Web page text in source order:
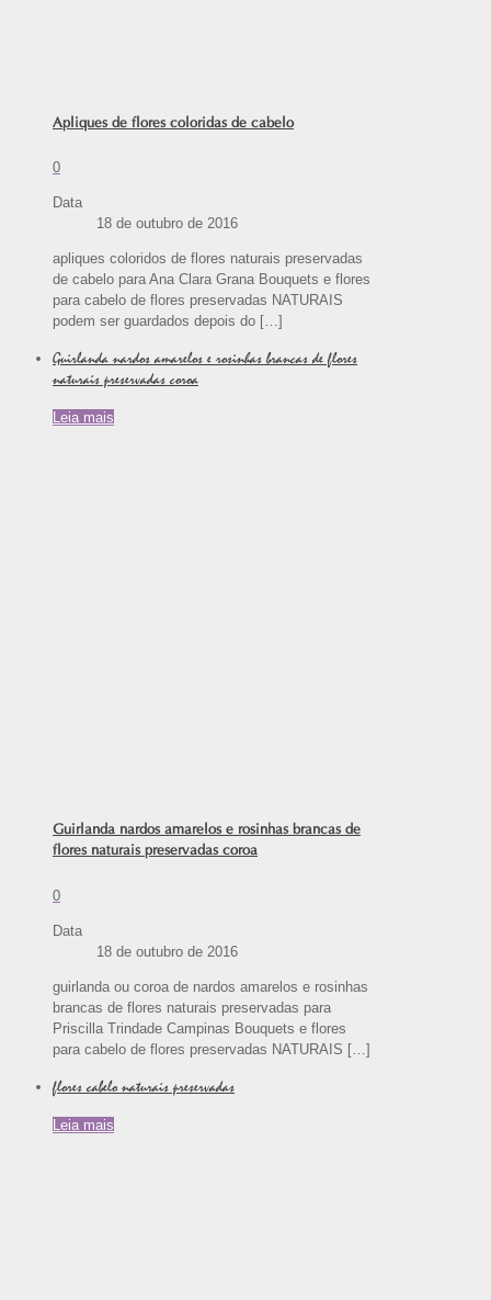
Apliques de flores coloridas de cabelo
0
Data
18 de outubro de 2016
apliques coloridos de flores naturais preservadas
de cabelo para Ana Clara Grana Bouquets e flores
para cabelo de flores preservadas NATURAIS
podem ser guardados depois do […]
Guirlanda nardos amarelos e rosinhas brancas de flores
naturais preservadas coroa
Leia mais
Guirlanda nardos amarelos e rosinhas brancas de
flores naturais preservadas coroa
0
Data
18 de outubro de 2016
guirlanda ou coroa de nardos amarelos e rosinhas
brancas de flores naturais preservadas para
Priscilla Trindade Campinas Bouquets e flores
para cabelo de flores preservadas NATURAIS […]
flores cabelo naturais preservadas
Leia mais